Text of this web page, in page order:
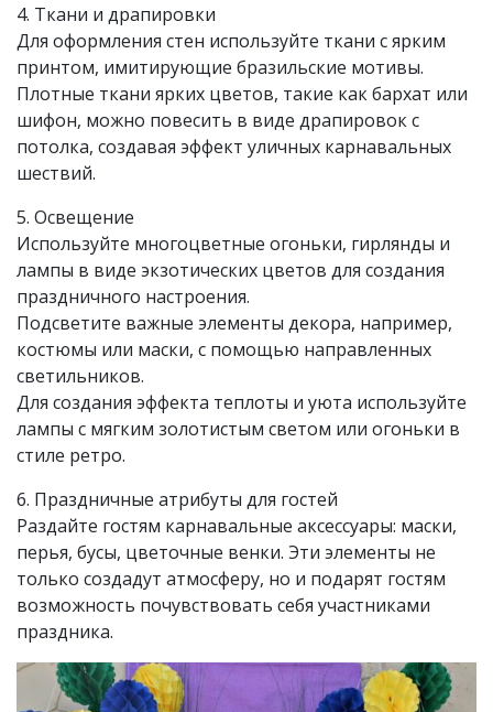
4. Ткани и драпировки
Для оформления стен используйте ткани с ярким
принтом, имитирующие бразильские мотивы.
Плотные ткани ярких цветов, такие как бархат или
шифон, можно повесить в виде драпировок с
потолка, создавая эффект уличных карнавальных
шествий.
5. Освещение
Используйте многоцветные огоньки, гирлянды и
лампы в виде экзотических цветов для создания
праздничного настроения.
Подсветите важные элементы декора, например,
костюмы или маски, с помощью направленных
светильников.
Для создания эффекта теплоты и уюта используйте
лампы с мягким золотистым светом или огоньки в
стиле ретро.
6. Праздничные атрибуты для гостей
Раздайте гостям карнавальные аксессуары: маски,
перья, бусы, цветочные венки. Эти элементы не
только создадут атмосферу, но и подарят гостям
возможность почувствовать себя участниками
праздника.